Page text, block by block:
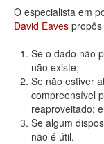
O especialista em
David Eaves
Se o dado não
não existe;
Se não estiver
compreensível
reaproveitado; e
Se algum
não é útil.